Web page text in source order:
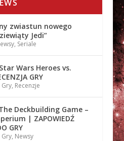
zwiastun nowego
Jedi”
, Seriale
Wars Heroes vs.
GRY
Gry, Recenzje
Deckbuilding Game –
| ZAPOWIEDŹ
GRY
Gry, Newsy